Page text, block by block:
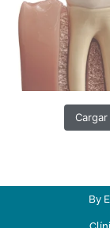
Cargar
By